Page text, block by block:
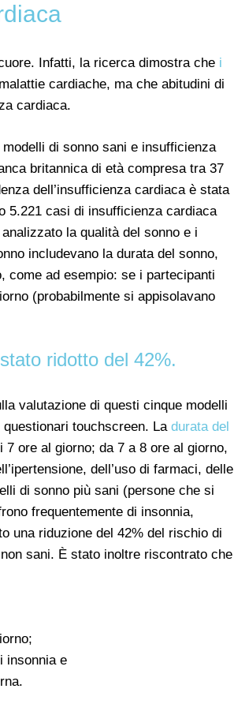
Infatti, la ricerca dimostra che i
cardiache, ma che abitudini di
cardiaca.
di sonno sani e insufficienza
britannica di età compresa tra 37
dell’insufficienza cardiaca è stata
5.221 casi di insufficienza cardiaca
la qualità del sonno e i
includevano la durata del sonno,
ad esempio: se i partecipanti
(probabilmente si appisolavano
ridotto del 42%.
valutazione di questi cinque modelli
touchscreen. La durata del
ore al giorno; da 7 a 8 ore al giorno,
dell’uso di farmaci, delle
di sonno più sani (persone che si
frequentemente di insonnia,
una riduzione del 42% del rischio di
sani. È stato inoltre riscontrato che
insonnia e